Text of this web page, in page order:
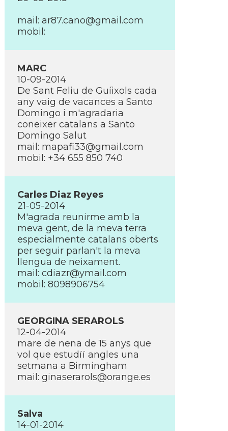
mail: ar87.cano@gmail.com
mobil:
MARC
10-09-2014
De Sant Feliu de Guíixols cada
any vaig de vacances a Santo
Domingo i m'agradaria
coneixer catalans a Santo
Domingo Salut
mail: mapafi33@gmail.com
mobil: +34 655 850 740
Carles Diaz Reyes
21-05-2014
M'agrada reunirme amb la
meva gent, de la meva terra
especialmente catalans oberts
per seguir parlan't la meva
llengua de neixament.
mail: cdiazr@ymail.com
mobil: 8098906754
GEORGINA SERAROLS
12-04-2014
mare de nena de 15 anys que
vol que estudïï angles una
setmana a Birmingham
mail: ginaserarols@orange.es
Salva
14-01-2014